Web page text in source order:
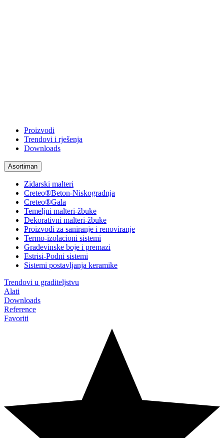
Proizvodi
Trendovi i rješenja
Downloads
Asortiman
Zidarski malteri
Creteo®Beton-Niskogradnja
Creteo®Gala
Temeljni malteri-žbuke
Dekorativni malteri-žbuke
Proizvodi za saniranje i renoviranje
Termo-izolacioni sistemi
Građevinske boje i premazi
Estrisi-Podni sistemi
Sistemi postavljanja keramike
Trendovi u graditeljstvu
Alati
Downloads
Reference
Favoriti